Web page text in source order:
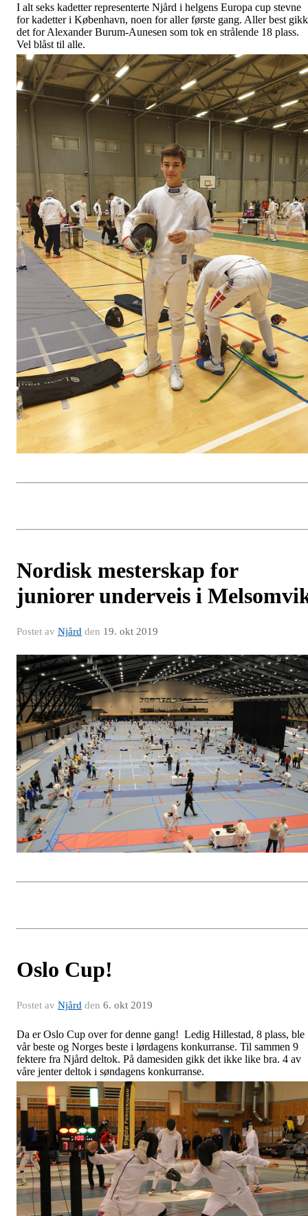
I alt seks kadetter representerte Njård i helgens Europa cup stevne
for kadetter i København, noen for aller første gang. Aller best gikk
det for Alexander Burum-Aunesen som tok en strålende 18 plass.
Vel blåst til alle.
Nordisk mesterskap for
juniorer underveis i
Postet av Njård den 19. okt 2019
Oslo Cup!
Postet av Njård den 6. okt 2019
Da er Oslo Cup over for denne gang! Ledig Hillestad, 8 plass, ble
vår beste og Norges beste i lørdagens konkurranse. Til sammen 9
fektere fra Njård deltok. På damesiden gikk det ikke like bra. 4 av
våre jenter deltok i søndagens konkurranse.